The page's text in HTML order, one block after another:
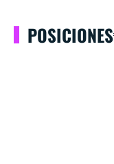
POSICIONES